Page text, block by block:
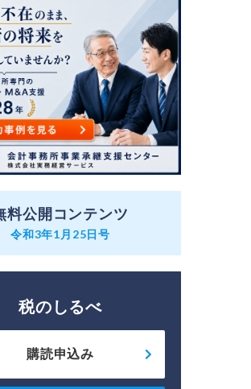
料公開コンテンツ
令和3年1月25日号
税のしるべ
購読申込み